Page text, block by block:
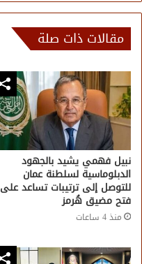
مقالات ذات صلة
نبيل فهمي يشيد بالجهود
الدبلوماسية لسلطنة عمان
للتوصل إلى ترتيبات تساعد على
فتح مضيق هُرمز
منذ 4 ساعات